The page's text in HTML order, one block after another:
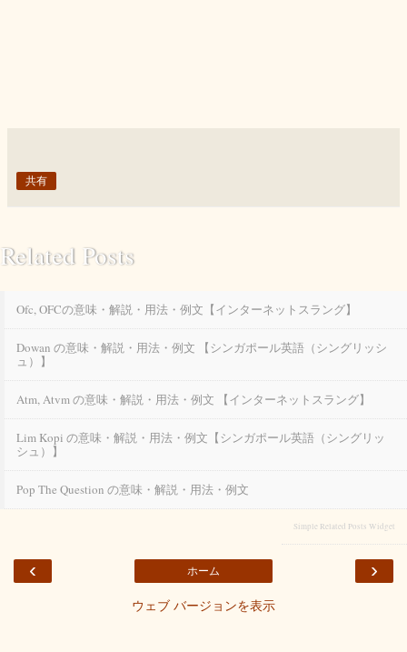
共有
Related Posts
Ofc, OFCの意味・解説・用法・例文【インターネットスラング】
Dowan の意味・解説・用法・例文 【シンガポール英語（シングリッシ
ュ）】
Atm, Atvm の意味・解説・用法・例文 【インターネットスラング】
Lim Kopi の意味・解説・用法・例文【シンガポール英語（シングリッ
シュ）】
Pop The Question の意味・解説・用法・例文
Simple Related Posts Widget
‹ ›
ホーム
ウェブ バージョンを表示